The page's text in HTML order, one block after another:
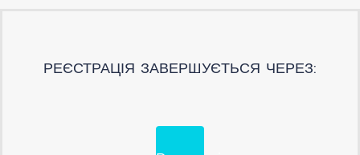
РЕЄСТРАЦІЯ ЗАВЕРШУЄТЬСЯ ЧЕРЕЗ: